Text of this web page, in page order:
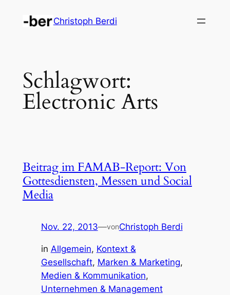
Inhalt
Christoph Berdi
Schlagwort:
Electronic Arts
Beitrag im FAMAB-Report: Von
Gottesdiensten, Messen und Social
Media
Nov. 22, 2013—vonChristoph Berdi
in Allgemein, Kontext &
Gesellschaft, Marken & Marketing
Medien & Kommunikation
Unternehmen & Management